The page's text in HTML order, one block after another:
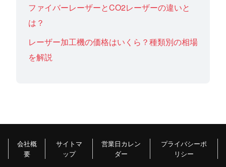
ファイバーレーザーとCO2レーザーの違いと
は？
レーザー加工機の価格はいくら？種類別の相場
を解説
会社概
要
サイトマ
ップ
営業日カレン
ダー
プライバシーポ
リシー